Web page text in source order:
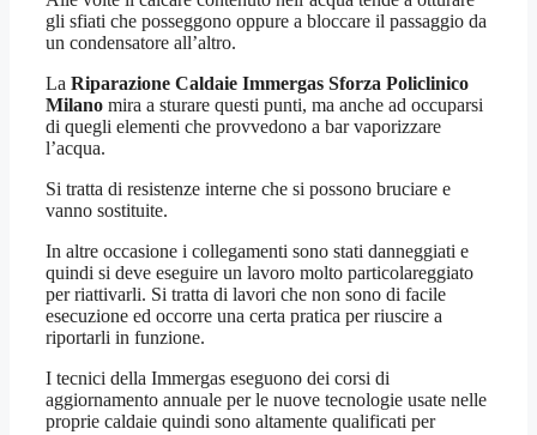
gli sfiati che posseggono oppure a bloccare il passaggio da
un condensatore all’altro.
La Riparazione Caldaie Immergas Sforza Policlinico
Milano mira a sturare questi punti, ma anche ad occuparsi
di quegli elementi che provvedono a bar vaporizzare
l’acqua.
Si tratta di resistenze interne che si possono bruciare e
vanno sostituite.
In altre occasione i collegamenti sono stati danneggiati e
quindi si deve eseguire un lavoro molto particolareggiato
per riattivarli. Si tratta di lavori che non sono di facile
esecuzione ed occorre una certa pratica per riuscire a
riportarli in funzione.
I tecnici della Immergas eseguono dei corsi di
aggiornamento annuale per le nuove tecnologie usate nelle
proprie caldaie quindi sono altamente qualificati per